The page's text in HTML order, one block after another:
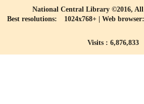
National Central Library ©2016, All
Best resolutions: 1024x768+ | Web
Visits : 6,876,833